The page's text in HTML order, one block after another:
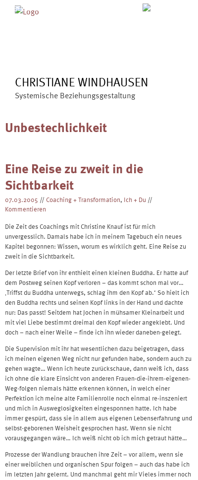
CHRISTIANE WINDHAUSEN
Systemische Beziehungsgestaltung
ÜBER MICH
Unbestechlichkeit
Eine Reise zu zweit in die
Sichtbarkeit
07.03.2005 // Coaching + Transformation, Ich + Du //
Kommentieren
Die Zeit des Coachings mit Christine Knauf ist für mich
unvergesslich. Damals habe ich in meinem Tagebuch ein neues
Kapitel begonnen: Wissen, worum es wirklich geht. Eine Reise zu
zweit in die Sichtbarkeit.
Der letzte Brief von ihr enthielt einen kleinen Buddha. Er hatte auf
dem Postweg seinen Kopf verloren – das kommt schon mal vor…
‚Triffst du Buddha unterwegs, schlag ihm den Kopf ab.‘ So hielt ich
den Buddha rechts und seinen Kopf links in der Hand und dachte
nur: Das passt! Seitdem hat Jochen in mühsamer Kleinarbeit und
mit viel Liebe bestimmt dreimal den Kopf wieder angeklebt. Und
doch – nach einer Weile – finde ich ihn wieder daneben-gelegt.
Die Supervision mit ihr hat wesentlichen dazu beigetragen, dass
ich meinen eigenen Weg nicht nur gefunden habe, sondern auch zu
gehen wagte… Wenn ich heute zurückschaue, dann weiß ich, dass
ich ohne die klare Einsicht von anderen Frauen-die-ihrem-eigenen-
Weg-folgen niemals hätte erkennen können, in welch einer
Perfektion ich meine alte Familienrolle noch einmal re-inszeniert
und mich in Ausweglosigkeiten eingesponnen hatte. Ich habe
immer gespürt, dass sie in allem aus eigenen Lebenserfahrung und
selbst-geborenen Weisheit gesprochen hast. Wenn sie nicht
vorausgegangen wäre… Ich weiß nicht ob ich mich getraut hätte…
Prozesse der Wandlung brauchen ihre Zeit – vor allem, wenn sie
einer weiblichen und organischen Spur folgen – auch das habe ich
im letzten Jahr gelernt. Und manchmal geht mir Vieles immer noch